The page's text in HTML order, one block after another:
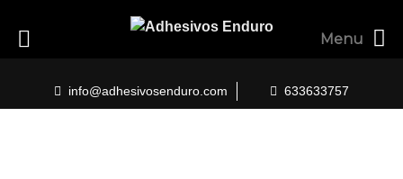
content
info@adhesivosenduro.com 633633757
Menu